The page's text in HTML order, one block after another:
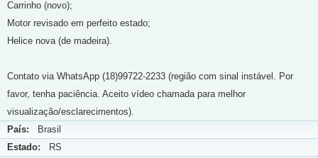
Carrinho (novo);
Motor revisado em perfeito estado;
Helice nova (de madeira).
Contato via WhatsApp (18)99722-2233 (região com sinal instável. Por
favor, tenha paciência. Aceito vídeo chamada para melhor
visualização/esclarecimentos).
País: Brasil
Estado: RS